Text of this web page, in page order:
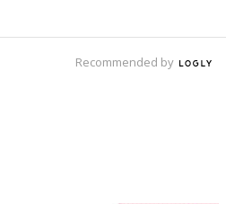
Recommended by